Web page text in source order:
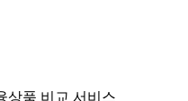
상품 비교 서비스